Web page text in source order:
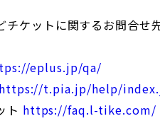
チケットに関するお問合せ先
eplus.jp/qa/
https://t.pia.jp/help/
ト https://faq.l-tike.com/